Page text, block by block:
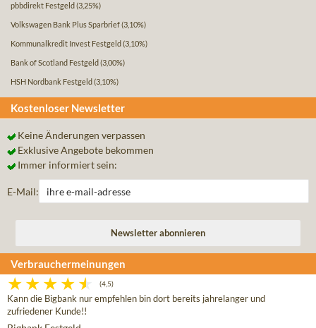
pbbdirekt Festgeld (3,25%)
Volkswagen Bank Plus Sparbrief(3,10%)
Kommunalkredit Invest Festgeld (3,10%)
Bank of Scotland Festgeld (3,00%)
HSH Nordbank Festgeld (3,10%)
Kostenloser Newsletter
Keine Änderungen verpassen
Exklusive Angebote bekommen
Immer informiert sein:
E-Mail:
Verbrauchermeinungen
(4,5)
Kann die Bigbank nur empfehlen bin dort bereits jahrelanger und
zufriedener Kunde!!